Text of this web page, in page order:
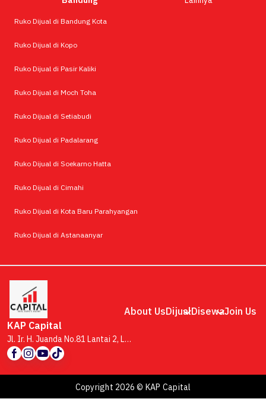
Ruko Dijual di Bandung Kota
Ruko Dijual di Kopo
Ruko Dijual di Pasir Kaliki
Ruko Dijual di Moch Toha
Ruko Dijual di Setiabudi
Ruko Dijual di Padalarang
Ruko Dijual di Soekarno Hatta
Ruko Dijual di Cimahi
Ruko Dijual di Kota Baru Parahyangan
Ruko Dijual di Astanaanyar
About UsDijualDisewaJoin Us
KAP Capital
Jl. Ir. H. Juanda No.81 Lantai 2, Lb. Siliwangi, Kecamatan Coblong, Kota Bandung, Jawa Barat 40132
Copyright 2026 © KAP Capital